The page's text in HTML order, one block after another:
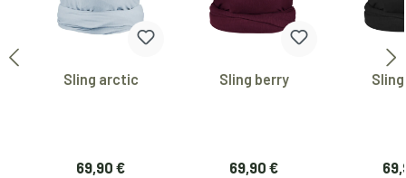
Sling arctic
Regulärer Preis:
69,90 €
Sling berry
Regulärer Preis:
69,90 €